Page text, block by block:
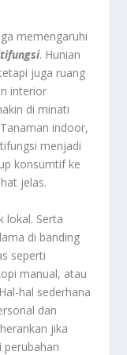
memengaruhi
. Hunian
juga ruang
interior
di minati
indoor,
menjadi
konsumtif ke
jelas.
lokal. Serta
di banding
seperti
manual, atau
hal sederhana
dan
jika